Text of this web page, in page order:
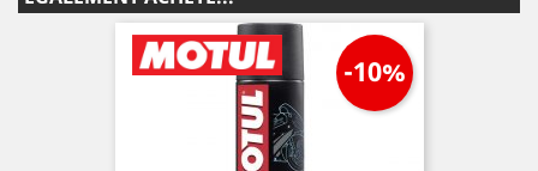
-10%